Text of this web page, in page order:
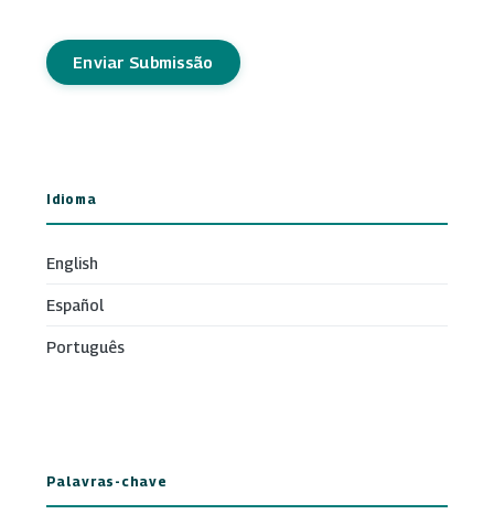
Enviar Submissão
Idioma
English
Español
Português
Palavras-chave